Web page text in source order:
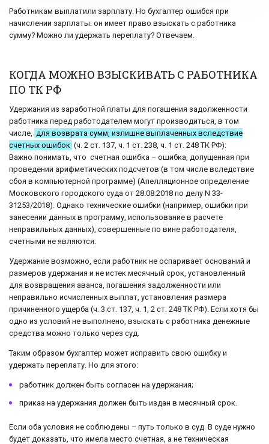
Работникам выплатили зарплату. Но бухгалтер ошибся при
начислении зарплаты: он имеет право взыскать с работника
сумму? Можно ли удержать переплату? Отвечаем.
КОГДА МОЖНО ВЗЫСКИВАТЬ С РАБОТНИКА
ПО ТК РФ
Удержания из заработной платы для погашения задолженности
работника перед работодателем могут производиться, в том
числе, для возврата сумм, излишне выплаченных вследствие
счетных ошибок (ч. 2 ст. 137, ч. 1 ст. 238, ч. 1 ст. 248 ТК РФ):
Важно понимать, что счетная ошибка – ошибка, допущенная при
проведении арифметических подсчетов (в том числе вследствие
сбоя в компьютерной программе) (Апелляционное определение
Московского городского суда от 28.08.2018 по делу N 33-
31253/2018). Однако технические ошибки (например, ошибки при
занесении данных в программу, использование в расчете
неправильных данных), совершенные по вине работодателя,
счетными не являются.
Удержание возможно, если работник не оспаривает оснований и
размеров удержания и не истек месячный срок, установленный
для возвращения аванса, погашения задолженности или
неправильно исчисленных выплат, установления размера
причиненного ущерба (ч. 3 ст. 137, ч. 1, 2 ст. 248 ТК РФ). Если хотя бы
одно из условий не выполнено, взыскать с работника денежные
средства можно только через суд.
Таким образом бухгалтер может исправить свою ошибку и
удержать переплату. Но для этого:
работник должен быть согласен на удержания;
приказ на удержания должен быть издан в месячный срок.
Если оба условия не соблюдены – путь только в суд. В суде нужно
будет доказать, что имела место счетная, а не техническая